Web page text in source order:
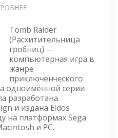
RAIDER
Tomb Raider
(Расхитительница
гробниц) —
компьютерная игра в
жанре
приключенческого
одноимённой серии
разработана
и издана Eidos
на платформах Sega
и PC.